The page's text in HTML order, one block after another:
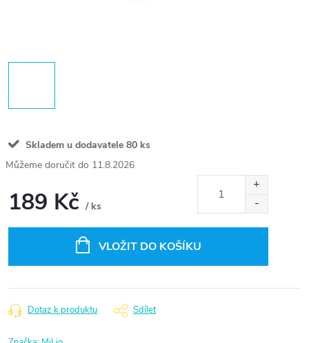
Skladem u dodavatele 80 ks
11.8.2026
189 Kč / ks
VLOŽIT DO KOŠÍKU
Dotaz k produktu Sdílet